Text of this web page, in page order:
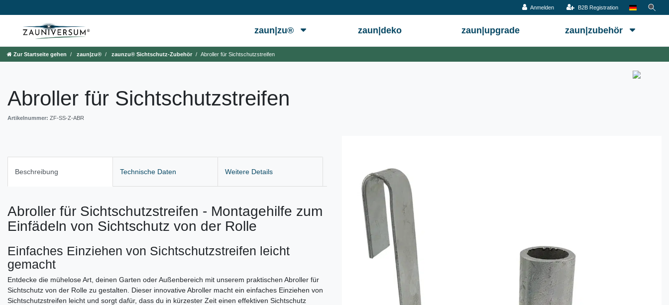
Anmelden B2B Registration
zaun|zu® zaun|deko zaun|upgrade zaun|zubehör
Zur Startseite gehen zaun|zu® zaunzu® Sichtschutz-Zubehör Abroller für Sichtschutzstreifen
Abroller für Sichtschutzstreifen
Artikelnummer: ZF-SS-Z-ABR
Beschreibung Technische Daten Weitere Details
Abroller für Sichtschutzstreifen - Montagehilfe zum
Einfädeln von Sichtschutz von der Rolle
Einfaches Einziehen von Sichtschutzstreifen leicht
gemacht
Entdecke die mühelose Art, deinen Garten oder Außenbereich mit unserem praktischen Abroller für
Sichtschutz von der Rolle zu gestalten. Dieser innovative Abroller macht ein einfaches Einziehen von
Sichtschutzstreifen leicht und sorgt dafür, dass du in kürzester Zeit einen effektiven Sichtschutz